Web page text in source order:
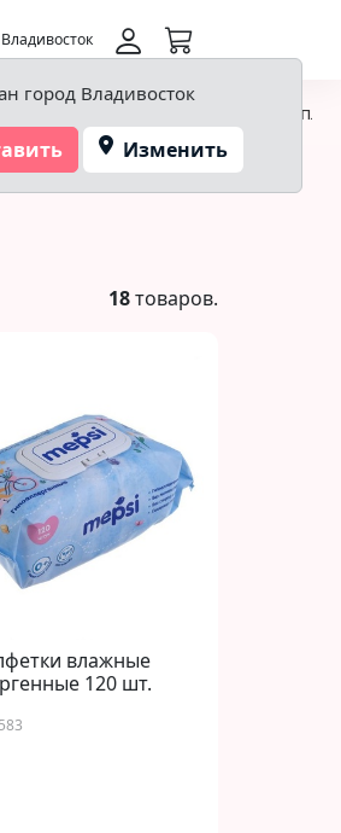
Владивосток
город Владивосток
Изменить
творчества и хобби Детская
18товаров.
влажные
120 шт.